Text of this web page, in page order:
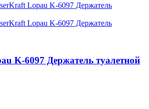
K-6097 Держатель туалетной